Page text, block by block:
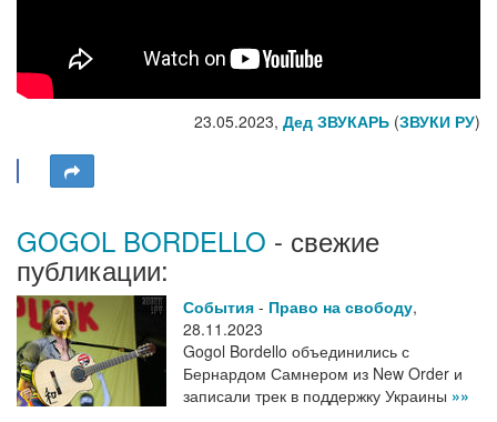
23.05.2023, Дед ЗВУКАРЬ (ЗВУКИ РУ)
GOGOL BORDELLO - свежие
публикации:
События - Право на свободу,
28.11.2023
Gogol Bordello объединились с
Бернардом Самнером из New Order и
записали трек в поддержку Украины »»